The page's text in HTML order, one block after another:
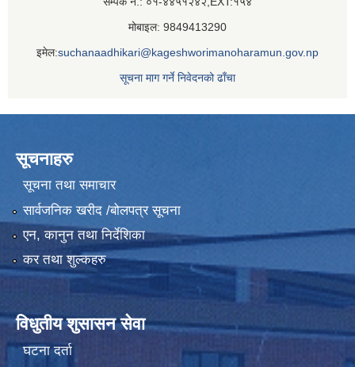
मोबाइल: 9849413290
इमेल:suchanaadhikari@kageshworimanoharamun.gov.np
सूचना माग गर्ने निवेदनको ढाँचा
सूचनाहरु
सूचना तथा समाचार
सार्वजनिक खरीद /बोलपत्र सूचना
एन, कानुन तथा निर्देशिका
कर तथा शुल्कहरु
विधुतीय शुसासन सेवा
घटना दर्ता